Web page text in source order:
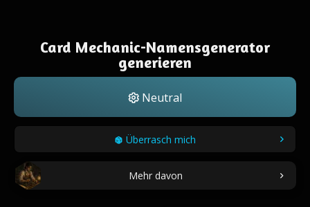
Card Mechanic-Namensgenerator
generieren
Neutral
Überrasch mich
Mehr davon